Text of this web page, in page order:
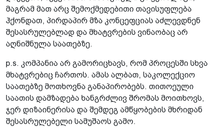
მაგრამ მათ არც შემოქმედებითი თავისუფლება
ჰქონდათ, პირდაპირ მზა კონცეფციას აძლევდნენ
შესასრულებლად და მხატვრების ვინაობაც არ
აღნიშნულა საათებზე.
p.s. კომპანია არ გამორიცხავს, რომ პროცესში სხვა
მხატვრებიც ჩართოს. ამას ალბათ, საკოლექციო
საათებზე მოთხოვნა განაპირობებს. თითოეული
საათის დამზადება ხანგრძლივ შრომას მოითხოვს,
ჯერ დიზაინერისა და შემდეგ ამწყობების მხრიდან
შესასრულებელი სამუშაოს გამო.